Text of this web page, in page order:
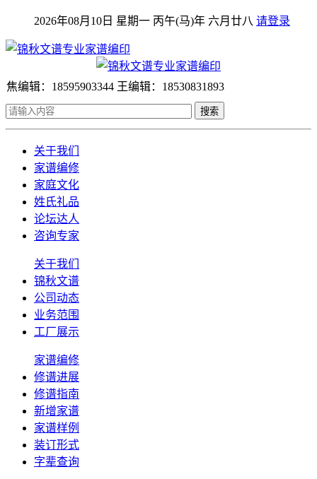
2026年08月10日 星期一 丙午(马)年 六月廿八 请登录
焦编辑：18595903344 王编辑：18530831893
搜索
关于我们
家谱编修
家庭文化
姓氏礼品
论坛达人
咨询专家
关于我们
锦秋文谱
公司动态
业务范围
工厂展示
家谱编修
修谱进展
修谱指南
新增家谱
家谱样例
装订形式
字辈查询